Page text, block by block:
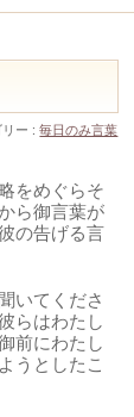
リー :毎日のみ言葉
をめぐらそ
ら御言葉が
の告げる言
いてくださ
らはわたし
前にわたし
うとしたこ